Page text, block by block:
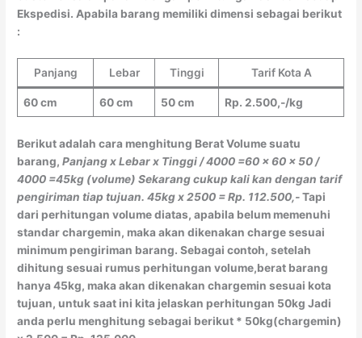
Ekspedisi. Apabila barang memiliki dimensi sebagai berikut
:
Panjang Lebar Tinggi Tarif Kota A
60 cm 60 cm 50 cm Rp. 2.500,-/kg
Berikut adalah cara menghitung Berat Volume suatu
barang,Panjang x Lebar x Tinggi / 4000 =60 x 60 x 50 /
4000 =45kg (volume) Sekarang cukup kali kan dengan tarif
pengiriman tiap tujuan. 45kg x 2500 = Rp. 112.500,-Tapi
dari perhitungan volume diatas, apabila belum memenuhi
standar chargemin, maka akan dikenakan charge sesuai
minimum pengiriman barang. Sebagai contoh, setelah
dihitung sesuai rumus perhitungan volume,berat barang
hanya 45kg, maka akan dikenakan chargemin sesuai kota
tujuan, untuk saat ini kita jelaskan perhitungan 50kg Jadi
anda perlu menghitung sebagai berikut * 50kg(chargemin)